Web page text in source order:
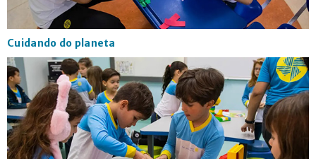
Cuidando do planeta